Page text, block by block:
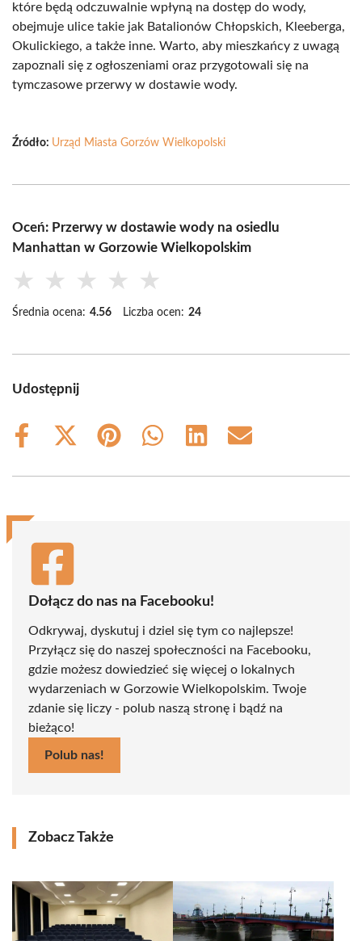
które będą odczuwalnie wpłyną na dostęp do wody,
obejmuje ulice takie jak Batalionów Chłopskich, Kleeberga,
Okulickiego, a także inne. Warto, aby mieszkańcy z uwagą
zapoznali się z ogłoszeniami oraz przygotowali się na
tymczasowe przerwy w dostawie wody.
Źródło: Urząd Miasta Gorzów Wielkopolski
Oceń: Przerwy w dostawie wody na osiedlu
Manhattan w Gorzowie Wielkopolskim
★ ★ ★ ★ ★
Średnia ocena: 4.56 Liczba ocen: 24
Udostępnij
Share
Share
(Twitter)
Share
Share
Share
Share
Dołącz do nas na Facebooku!
Odkrywaj, dyskutuj i dziel się tym co najlepsze!
Przyłącz się do naszej społeczności na Facebooku,
gdzie możesz dowiedzieć się więcej o lokalnych
wydarzeniach w Gorzowie Wielkopolskim. Twoje
zdanie się liczy - polub naszą stronę i bądź na
bieżąco!
Polub nas!
Zobacz Także